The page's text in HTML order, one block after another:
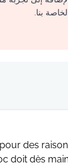
بنا.
des
doit dès